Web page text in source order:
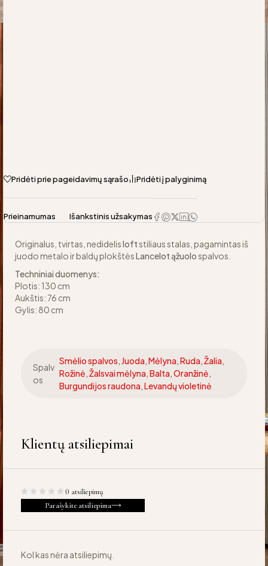
Pridėti prie pageidavimų sąrašo Pridėti į palyginimą
Prieinamumas Išankstinis užsakymas
Originalus, tvirtas, nedidelisloftstiliaus stalas, pagamintas iš
juodo metalo ir baldų plokštėsLancelot ąžuolospalvos.
Techniniai duomenys:
Plotis: 130 cm
Aukštis: 76 cm
Gylis: 80 cm
Spalv
os
Smėlio spalvos, Juoda,Mėlyna,Ruda,Žalia,
Rožinė,Žalsvai mėlyna,Balta,Oranžinė,
Burgundijos raudona,Levandų violetinė
Klientų atsiliepimai
0 atsiliepimų
Parašykite atsiliepima
Kol kas nėra atsiliepimų.